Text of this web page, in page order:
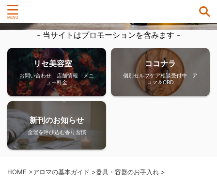
- 当サイトはプロモーションを含みます -
リセ美容室
お問い合わせ 店舗情報 メニ
ュー料金
ココナラ
個別セルフケア相談受付中 ア
ロマ＆CBD
新刊のお知らせ
金運を呼び込む香り習慣
HOME >アロマの基本ガイド >器具・容器のお手入れ >